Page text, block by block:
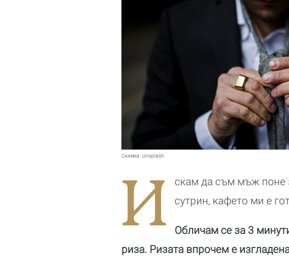
Снимка: Unsplash
И
скам да съм мъж поне
сутрин, кафето ми е
Обличам се за 3
риза. Ризата впрочем е